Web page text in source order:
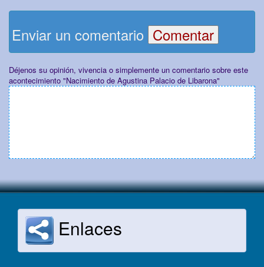
Enviar un comentario
Déjenos su opinión, vivencia o simplemente un comentario sobre este
acontecimiento "Nacimiento de Agustina Palacio de Libarona"
Enlaces